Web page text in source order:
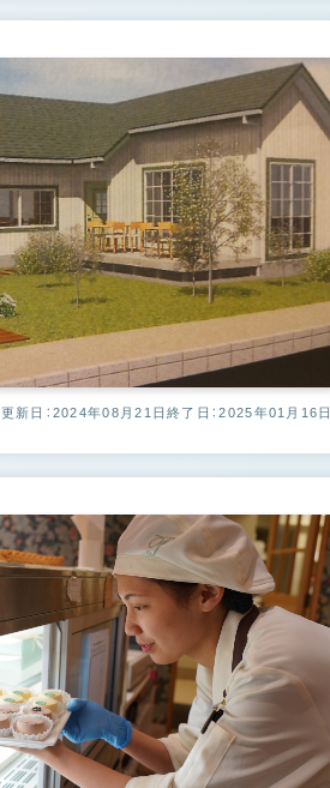
更新日：2024年08月21日終了日：2025年01月16日